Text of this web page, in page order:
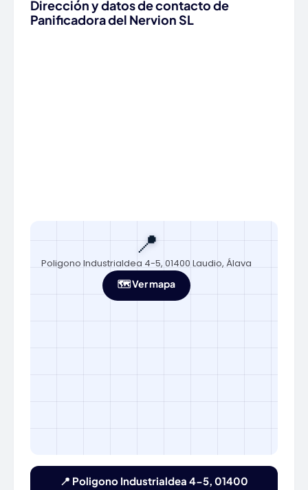
Dirección y datos de contacto de
Panificadora del Nervion SL
📍
Poligono Industrialdea 4-5, 01400 Laudio, Álava
🗺️ Ver mapa
📍 Poligono Industrialdea 4-5, 01400